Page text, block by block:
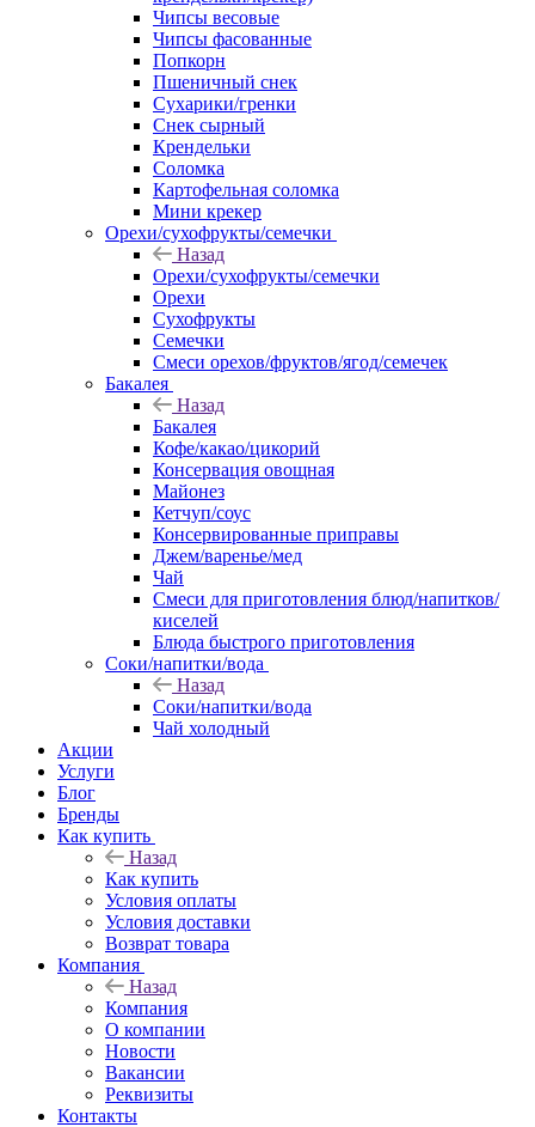
Чипсы весовые
Чипсы фасованные
Попкорн
Пшеничный снек
Сухарики/гренки
Снек сырный
Крендельки
Соломка
Картофельная соломка
Мини крекер
Орехи/сухофрукты/семечки
Назад
Орехи/сухофрукты/семечки
Орехи
Сухофрукты
Семечки
Смеси орехов/фруктов/ягод/семечек
Бакалея
Назад
Бакалея
Кофе/какао/цикорий
Консервация овощная
Майонез
Кетчуп/соус
Консервированные приправы
Джем/варенье/мед
Чай
Смеси для приготовления блюд/напитков/
киселей
Блюда быстрого приготовления
Соки/напитки/вода
Назад
Соки/напитки/вода
Чай холодный
Акции
Услуги
Блог
Бренды
Как купить
Назад
Как купить
Условия оплаты
Условия доставки
Возврат товара
Компания
Назад
Компания
О компании
Новости
Вакансии
Реквизиты
Контакты